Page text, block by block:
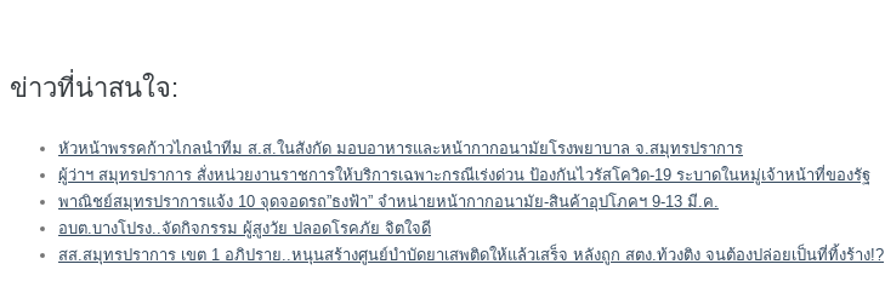
ข่าวที่น่าสนใจ:
หัวหน้าพรรคก้าวไกลนำทีม ส.ส.ในสังกัด มอบอาหารและหน้ากากอนามัยโรงพยาบาล จ.สมุทรปราการ
ผู้ว่าฯ สมุทรปราการ สั่งหน่วยงานราชการให้บริการเฉพาะกรณีเร่งด่วน ป้องกันไวรัสโควิด-19 ระบาดในหมู่เจ้าหน้าที่ของรัฐ
พาณิชย์สมุทรปราการแจ้ง 10 จุดจอดรถ”ธงฟ้า” จำหน่ายหน้ากากอนามัย-สินค้าอุปโภคฯ 9-13 มี.ค.
อบต.บางโปรง..จัดกิจกรรม ผู้สูงวัย ปลอดโรคภัย จิตใจดี
สส.สมุทรปราการ เขต 1 อภิปราย..หนุนสร้างศูนย์บำบัดยาเสพติดให้แล้วเสร็จ หลังถูก สตง.ท้วงติง จนต้องปล่อยเป็นที่ทิ้งร้าง!?